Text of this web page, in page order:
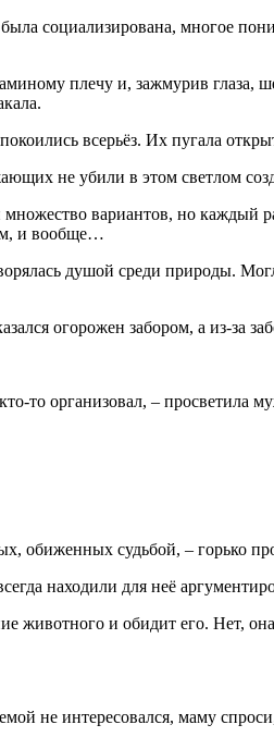
социализирована, многое
плечу и, зажмурив глаза,
всерьёз. Их пугала
не убили в этом светлом
вариантов, но каждый
и вообще…
душой среди природы.
огорожен забором, а из-за
то организовал, – просветила
обиженных судьбой, – горько
находили для неё
животного и обидит его. Нет,
не интересовался, маму